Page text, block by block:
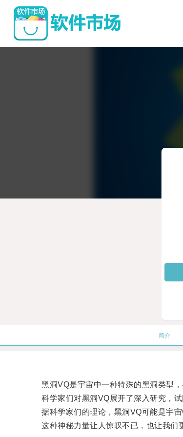
简介
黑洞VQ是宇宙中一种特殊的黑洞类型，
科学家们对黑洞VQ展开了深入研究，试
据科学家们的理论，黑洞VQ可能是宇宙
这种神秘力量让人惊叹不已，也让我们